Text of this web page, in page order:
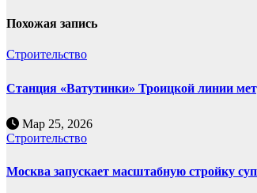
Похожая запись
Строительство
Станция «Ватутинки» Троицкой линии
Мар 25, 2026
Строительство
Москва запускает масштабную стройку